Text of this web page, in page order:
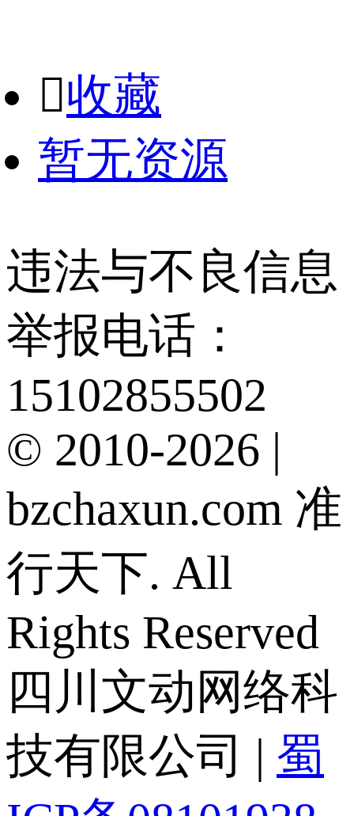
收藏
暂无资源
违法与不良信息
举报电话：
15102855502
© 2010-2026 |
bzchaxun.com 准
行天下. All
Rights Reserved
四川文动网络科
技有限公司 | 蜀